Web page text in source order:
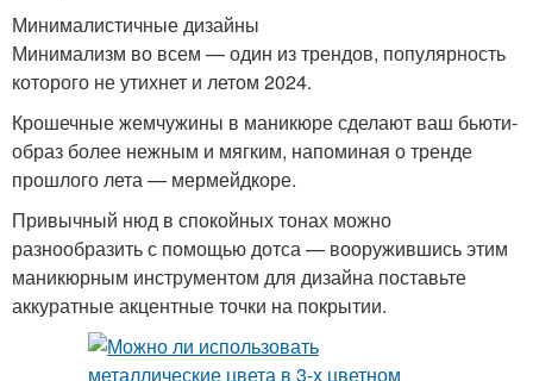
Минималистичные дизайны
Минимализм во всем — один из трендов, популярность
которого не утихнет и летом 2024.
Крошечные жемчужины в маникюре сделают ваш бьюти-
образ более нежным и мягким, напоминая о тренде
прошлого лета — мермейдкоре.
Привычный нюд в спокойных тонах можно
разнообразить с помощью дотса — вооружившись этим
маникюрным инструментом для дизайна поставьте
аккуратные акцентные точки на покрытии.